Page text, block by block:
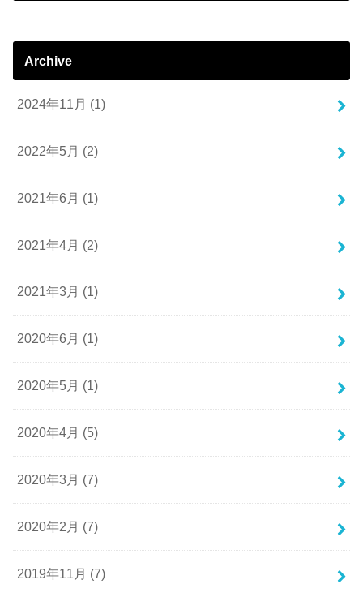
Archive
2024年11月 (1)
2022年5月 (2)
2021年6月 (1)
2021年4月 (2)
2021年3月 (1)
2020年6月 (1)
2020年5月 (1)
2020年4月 (5)
2020年3月 (7)
2020年2月 (7)
2019年11月 (7)